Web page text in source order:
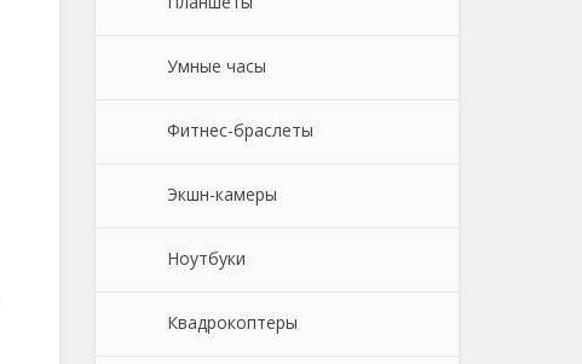
Умные часы
Фитнес-браслеты
Экшн-камеры
Ноутбуки
Квадрокоптеры